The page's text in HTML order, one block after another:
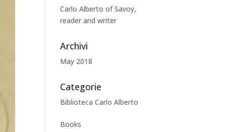
Carlo Alberto of Savoy,
reader and writer
Archivi
May 2018
Categorie
Biblioteca Carlo Alberto
Books